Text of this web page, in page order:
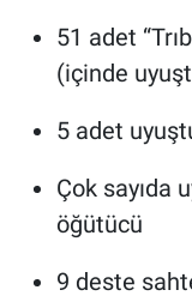
51 adet
(içinde
5 adet
Çok sayıda
öğütücü
9 deste